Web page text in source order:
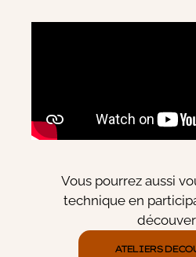
Vous pourrez aussi
technique en
ATELIERS